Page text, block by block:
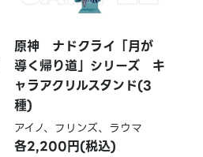
原神 ナドクライ「月が
導く帰り道」シリーズ キ
ャラアクリルスタンド(3
種)
アイノ、フリンズ、ラウマ
各2,200円(税込)